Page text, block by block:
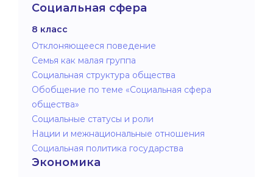
Социальная сфера
8 класс
Отклоняющееся поведение
Семья как малая группа
Социальная структура общества
Обобщение по теме «Социальная сфера
общества»
Социальные статусы и роли
Нации и межнациональные отношения
Социальная политика государства
Экономика